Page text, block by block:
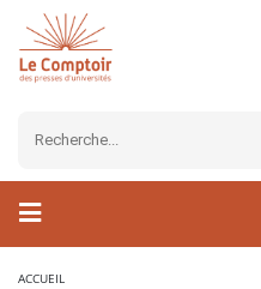
ACCUEIL